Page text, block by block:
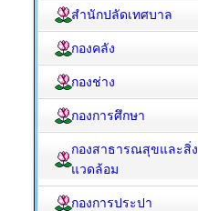
สำนักปลัดเทศบาล
กองคลัง
กองช่าง
กองการศึกษา
กองสาธารณสุขและสิ่ง
แวดล้อม
กองการประปา